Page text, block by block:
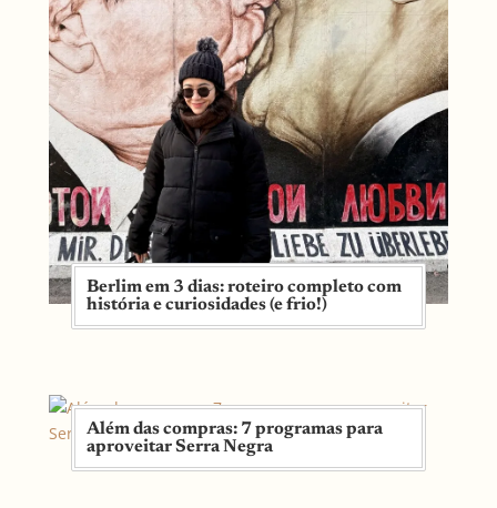
Berlim em 3 dias: roteiro completo com
história e curiosidades (e frio!)
Além das compras: 7 programas para
aproveitar Serra Negra